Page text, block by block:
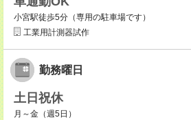
小宮駅徒歩5分（専用の駐車場です）
工業用計測器試作
勤務曜日
土日祝休
月～金（週5日）